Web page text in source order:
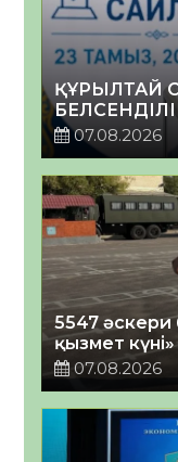
ҚҰРЫЛТАЙ
07.08.2026
5547 әскери
қызмет
07.08.2026